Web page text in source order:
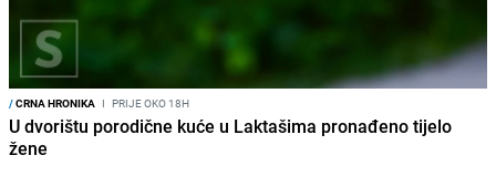
/CRNA HRONIKA I PRIJE OKO 18H
U dvorištu porodične kuće u Laktašima pronađeno tijelo
žene